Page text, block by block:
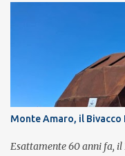
del C.d.S., in particolare
provvedimento, spiega il
completamento
Teramo, integrando il
stato dato parere tecnico
proceduto all’esame
Monte Amaro, il Bivacco
Esattamente 60 anni fa,